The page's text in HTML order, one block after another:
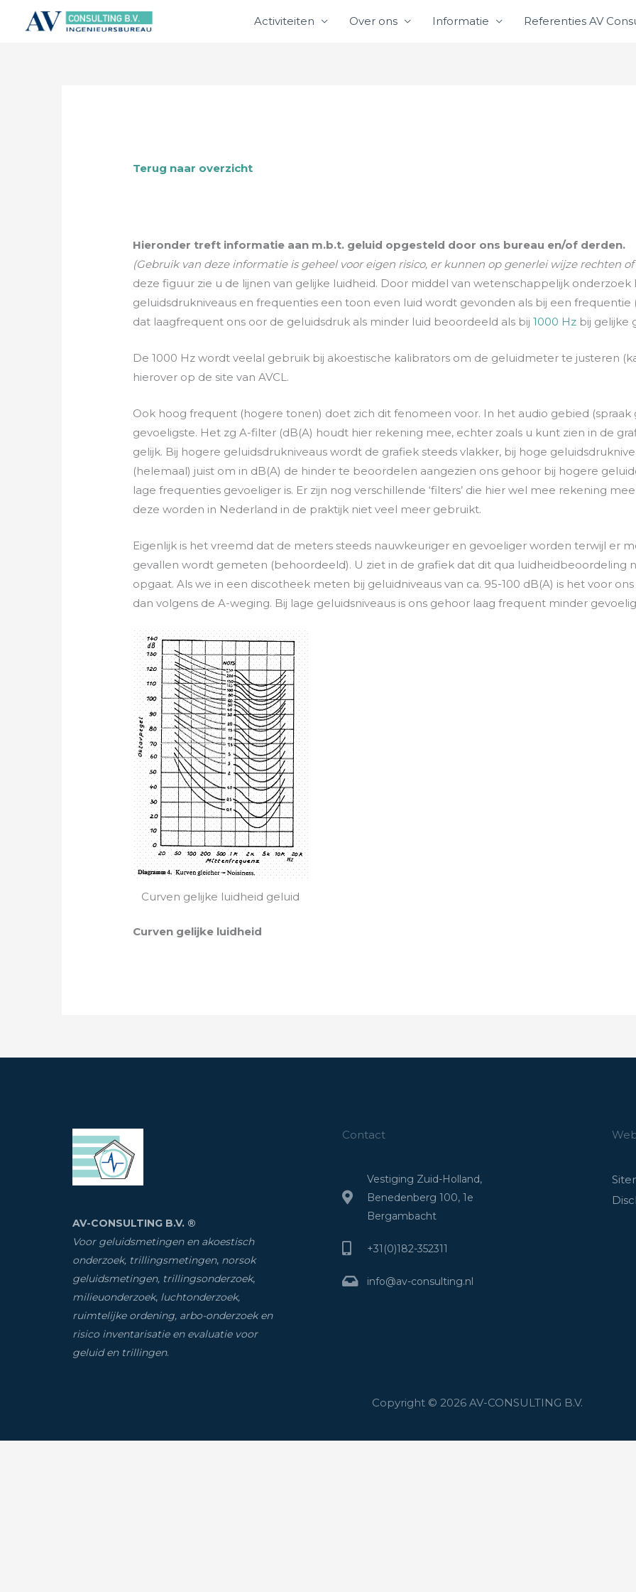
Activiteiten Over ons Informatie Referenties AV
Terug naar overzicht
Hieronder treft informatie aan m.b.t. geluid opgesteld door ons bureau en/of derden.
(Gebruik van deze informatie is geheel voor eigen risico, er kunnen op generlei wijze rechten
deze figuur zie u de lijnen van gelijke luidheid. Door middel van wetenschappelijk
geluidsdrukniveaus en frequenties een toon even luid wordt gevonden als bij een frequentie
dat laagfrequent ons oor de geluidsdruk als minder luid beoordeeld als bij1000 Hz bij gelijke
De 1000 Hz wordt veelal gebruik bij akoestische kalibrators om de geluidmeter te justeren
hierover op de site van AVCL.
Ook hoog frequent (hogere tonen) doet zich dit fenomeen voor. In het audio gebied (spraak
gevoeligste. Het zg A-filter (dB(A) houdt hier rekening mee, echter zoals u kunt zien in de
gelijk. Bij hogere geluidsdrukniveaus wordt de grafiek steeds vlakker, bij hoge
(helemaal) juist om in dB(A) de hinder te beoordelen aangezien ons gehoor bij hogere
lage frequenties gevoeliger is. Er zijn nog verschillende ‘filters’ die hier wel mee rekening
deze worden in Nederland in de praktijk niet veel meer gebruikt.
Eigenlijk is het vreemd dat de meters steeds nauwkeuriger en gevoeliger worden terwijl er
gevallen wordt gemeten (behoordeeld). U ziet in de grafiek dat dit qua luidheidbeoordeling
opgaat. Als we in een discotheek meten bij geluidniveaus van ca. 95-100 dB(A) is het voor
dan volgens de A-weging. Bij lage geluidsniveaus is ons gehoor laag frequent minder
Curven gelijke luidheid geluid
Curven gelijke luidheid
AV-CONSULTING B.V. ®
Voor geluidsmetingen en akoestisch
onderzoek, trillingsmetingen, norsok
geluidsmetingen, trillingsonderzoek,
milieuonderzoek, luchtonderzoek,
ruimtelijke ordening, arbo-onderzoek en
risico inventarisatie en evaluatie voor
geluid en trillingen.
Contact
Vestiging Zuid-Holland,
Benedenberg 100, 1e
Bergambacht
+31(0)182-352311
info@av-consulting.nl
Copyright © 2026 AV-CONSULTING B.V.